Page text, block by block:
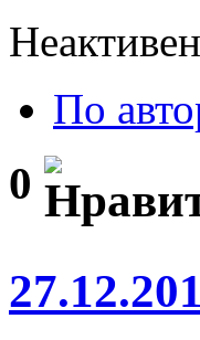
Неактивен
По
0